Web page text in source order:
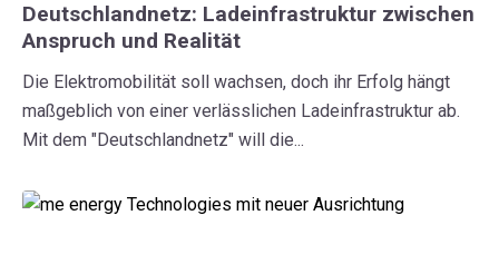
Deutschlandnetz: Ladeinfrastruktur zwischen
Anspruch und Realität
Die Elektromobilität soll wachsen, doch ihr Erfolg hängt
maßgeblich von einer verlässlichen Ladeinfrastruktur ab.
Mit dem "Deutschlandnetz" will die...